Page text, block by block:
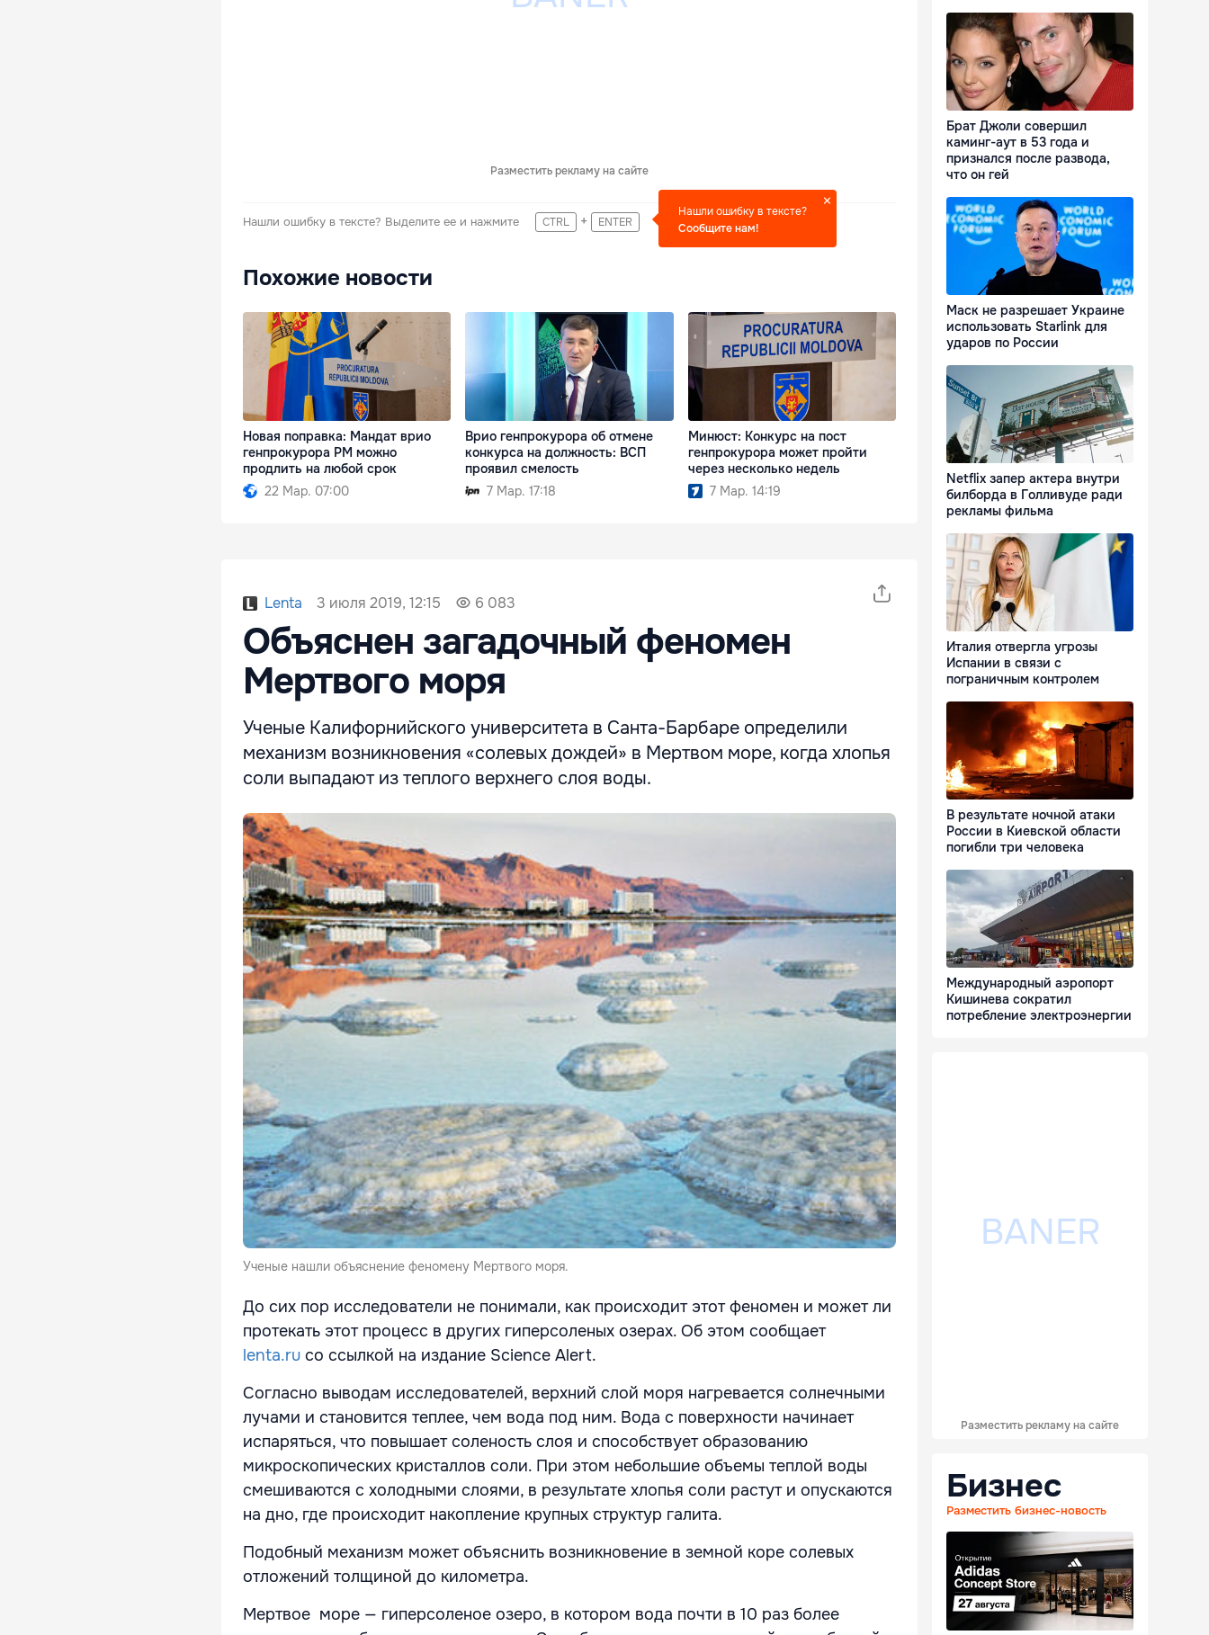
Разместить рекламу на сайте
Нашли ошибку в тексте? Выделите ее и нажмите CTRL + ENTER
Нашли ошибку в тексте?
Сообщите нам!
Похожие новости
Новая поправка: Мандат врио
генпрокурора РМ можно
продлить на любой срок
22 Мар. 07:00
Врио генпрокурора об отмене
конкурса на должность: ВСП
проявил смелость
7 Мар. 17:18
Минюст: Конкурс на пост
генпрокурора может пройти
через несколько недель
7 Мар. 14:19
Lenta 3 июля 2019, 12:15 6 083
Объяснен загадочный феномен
Мертвого моря
Ученые Калифорнийского университета в Санта-Барбаре определили
механизм возникновения «солевых дождей» в Мертвом море, когда хлопья
соли выпадают из теплого верхнего слоя воды.
Ученые нашли объяснение феномену Мертвого моря.
До сих пор исследователи не понимали, как происходит этот феномен и может ли
протекать этот процесс в других гиперсоленых озерах. Об этом сообщает
lenta.ru со ссылкой на издание Science Alert.
Согласно выводам исследователей, верхний слой моря нагревается солнечными
лучами и становится теплее, чем вода под ним. Вода с поверхности начинает
испаряться, что повышает соленость слоя и способствует образованию
микроскопических кристаллов соли. При этом небольшие объемы теплой воды
смешиваются с холодными слоями, в результате хлопья соли растут и опускаются
на дно, где происходит накопление крупных структур галита.
Подобный механизм может объяснить возникновение в земной коре солевых
отложений толщиной до километра.
Мертвое море — гиперсоленое озеро, в котором вода почти в 10 раз более
Брат Джоли совершил
каминг-аут в 53 года и
признался после развода,
что он гей
Маск не разрешает Украине
использовать Starlink для
ударов по России
Netflix запер актера внутри
билборда в Голливуде ради
рекламы фильма
Италия отвергла угрозы
Испании в связи с
пограничным контролем
В результате ночной атаки
России в Киевской области
погибли три человека
Международный аэропорт
Кишинева сократил
потребление электроэнергии
Разместить рекламу на сайте
Бизнес
Разместить бизнес-новость